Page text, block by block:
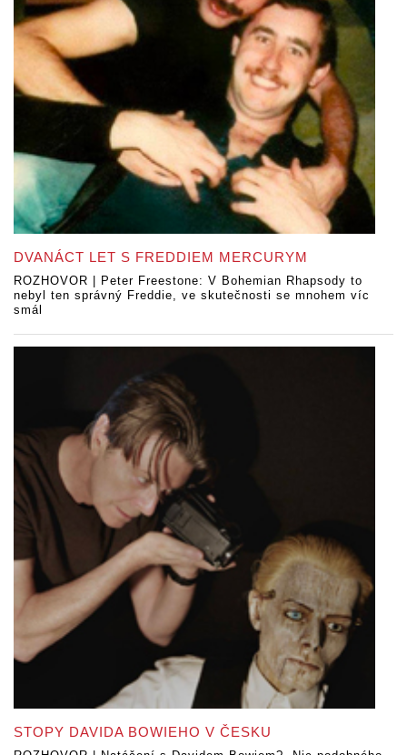
DVANÁCT LET S FREDDIEM MERCURYM
ROZHOVOR | Peter Freestone: V Bohemian Rhapsody to
nebyl ten správný Freddie, ve skutečnosti se mnohem víc
smál
STOPY DAVIDA BOWIEHO V ČESKU